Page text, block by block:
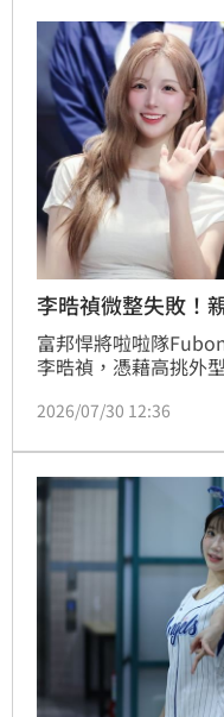
李晧禎微整失敗！
富邦悍將啦啦隊
李晧禎，憑藉高挑外
日）突然在社群
醒有意嘗試的女生務
2026/07/30 12:36